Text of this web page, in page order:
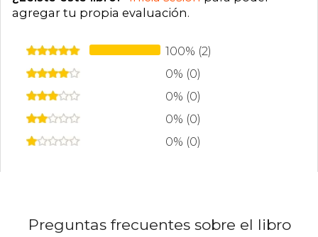
agregar tu propia evaluación.
100% (2)
0% (0)
0% (0)
0% (0)
0% (0)
Preguntas frecuentes sobre el libro